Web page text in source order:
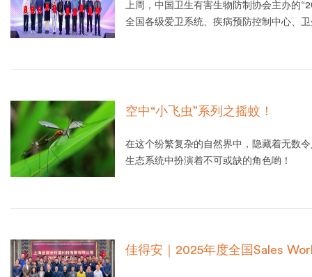
上周，中国卫生有害生物防制协会主办的
全国各级爱卫系统、疾病预防控制中心、
空中“小飞虫”系列之摇蚊！
在这个纷繁复杂的自然界中，隐藏着无数
生态系统中扮演着不可或缺的角色哟！
佳得安｜2025年度全国Sales